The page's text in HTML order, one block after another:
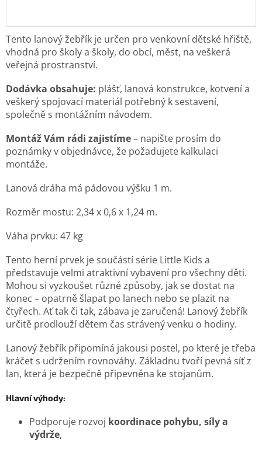
Tento lanový žebřík je určen pro venkovní dětské hřiště,
vhodná pro školy a školy, do obcí, měst, na veškerá
veřejná prostranství.
Dodávka obsahuje: plášť, lanová konstrukce, kotvení a
veškerý spojovací materiál potřebný k sestavení,
společně s montážním návodem.
Montáž Vám rádi zajistíme– napište prosím do
poznámky v objednávce, že požadujete kalkulaci
montáže.
Lanová dráha má pádovou výšku 1 m.
Rozměr mostu: 2,34 x 0,6 x 1,24 m.
Váha prvku: 47 kg
Tento herní prvek je součástí série Little Kids a
představuje velmi atraktivní vybavení pro všechny děti.
Mohou si vyzkoušet různé způsoby, jak se dostat na
konec – opatrně šlapat po lanech nebo se plazit na
čtyřech. Ať tak či tak, zábava je zaručená! Lanový žebřík
určitě prodlouží dětem čas strávený venku o hodiny.
Lanový žebřík připomíná jakousi postel, po které je třeba
kráčet s udržením rovnováhy. Základnu tvoří pevná síť z
lan, která je bezpečně připevněna ke stojanům.
Hlavní výhody:
Podporuje rozvoj koordinace pohybu, síly a
výdrže,